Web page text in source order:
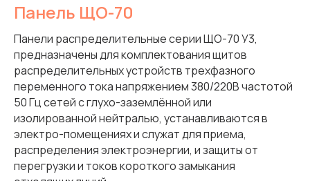
Панель ЩО-70
Панели распределительные серии ЩО-70 У3,
предназначены для комплектования щитов
распределительных устройств трехфазного
переменного тока напряжением 380/220В частотой
50 Гц сетей с глухо-заземлённой или
изолированной нейтралью, устанавливаются в
электро-помещениях и служат для приема,
распределения электроэнергии, и защиты от
перегрузки и токов короткого замыкания